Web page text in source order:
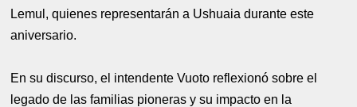
Lemul, quienes representarán a Ushuaia durante este
aniversario.
En su discurso, el intendente Vuoto reflexionó sobre el
legado de las familias pioneras y su impacto en la